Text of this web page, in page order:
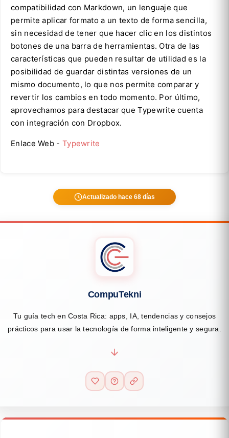
compatibilidad con Markdown, un lenguaje que
permite aplicar formato a un texto de forma sencilla,
sin necesidad de tener que hacer clic en los distintos
botones de una barra de herramientas. Otra de las
características que pueden resultar de utilidad es la
posibilidad de guardar distintas versiones de un
mismo documento, lo que nos permite comparar y
revertir los cambios en todo momento. Por último,
aprovechamos para destacar que Typewrite cuenta
con integración con Dropbox.
Enlace Web - Typewrite
Actualizado hace 68 días
CompuTekni
Tu guía tech en Costa Rica: apps, IA, tendencias y consejos
prácticos para usar la tecnología de forma inteligente y segura.